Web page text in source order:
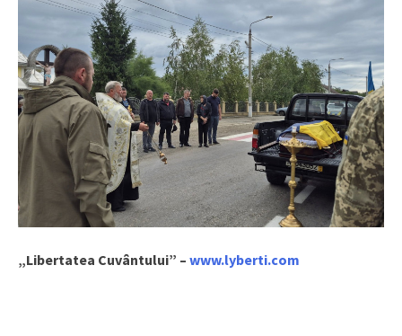
„Libertatea Cuvântului” – www.lyberti.com